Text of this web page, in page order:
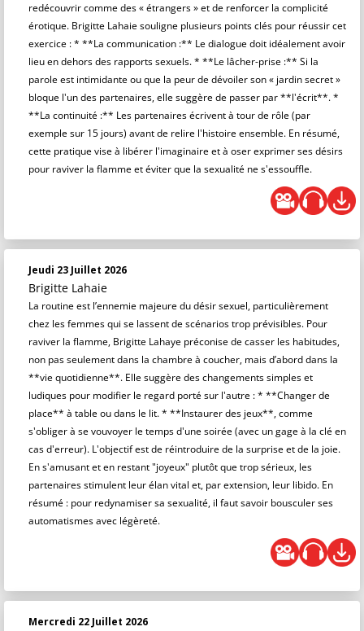
redécouvrir comme des « étrangers » et de renforcer la complicité
érotique. Brigitte Lahaie souligne plusieurs points clés pour réussir cet
exercice : * **La communication :** Le dialogue doit idéalement avoir
lieu en dehors des rapports sexuels. * **Le lâcher-prise :** Si la
parole est intimidante ou que la peur de dévoiler son « jardin secret »
bloque l'un des partenaires, elle suggère de passer par **l'écrit**. *
**La continuité :** Les partenaires écrivent à tour de rôle (par
exemple sur 15 jours) avant de relire l'histoire ensemble. En résumé,
cette pratique vise à libérer l'imaginaire et à oser exprimer ses désirs
pour raviver la flamme et éviter que la sexualité ne s'essouffle.
Jeudi 23 Juillet 2026
Brigitte Lahaie
La routine est l’ennemie majeure du désir sexuel, particulièrement
chez les femmes qui se lassent de scénarios trop prévisibles. Pour
raviver la flamme, Brigitte Lahaye préconise de casser les habitudes,
non pas seulement dans la chambre à coucher, mais d’abord dans la
**vie quotidienne**. Elle suggère des changements simples et
ludiques pour modifier le regard porté sur l'autre : * **Changer de
place** à table ou dans le lit. * **Instaurer des jeux**, comme
s'obliger à se vouvoyer le temps d'une soirée (avec un gage à la clé en
cas d'erreur). L'objectif est de réintroduire de la surprise et de la joie.
En s'amusant et en restant "joyeux" plutôt que trop sérieux, les
partenaires stimulent leur élan vital et, par extension, leur libido. En
résumé : pour redynamiser sa sexualité, il faut savoir bousculer ses
automatismes avec légèreté.
Mercredi 22 Juillet 2026